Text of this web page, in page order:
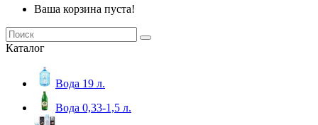
Ваша корзина пуста!
Каталог
Вода 19 л.
Вода 0,33-1,5 л.